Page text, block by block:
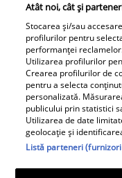
"Nici acum nu îi știu
bine. Nu îi știu
A tăcut luni întregi,
acum Gina
spus adevărul
relația cu
Radu Siffredi.
nu se aștepta să
Redactia.ro
Atât noi, cât și
Stocarea și/sau
profilurilor pentru
performanței
Utilizarea profilurilor
Crearea profilurilor de
pentru a selecta
personalizată.
publicului prin statistici
Utilizarea de date
geolocație și
Listă parteneri